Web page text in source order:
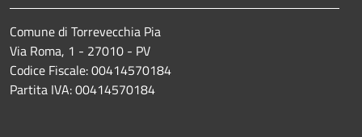
Comune di Torrevecchia Pia
Via Roma, 1 - 27010 - PV
Codice Fiscale: 00414570184
Partita IVA: 00414570184